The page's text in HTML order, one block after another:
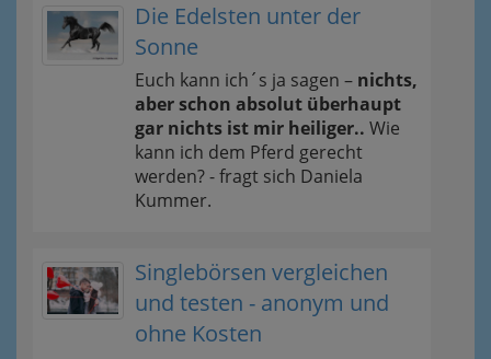
Die Edelsten unter der
Sonne
Euch kann ich´s ja sagen – nichts,
aber schon absolut überhaupt
gar nichts ist mir heiliger.. Wie
kann ich dem Pferd gerecht
werden? - fragt sich Daniela
Kummer.
Singlebörsen vergleichen
und testen - anonym und
ohne Kosten